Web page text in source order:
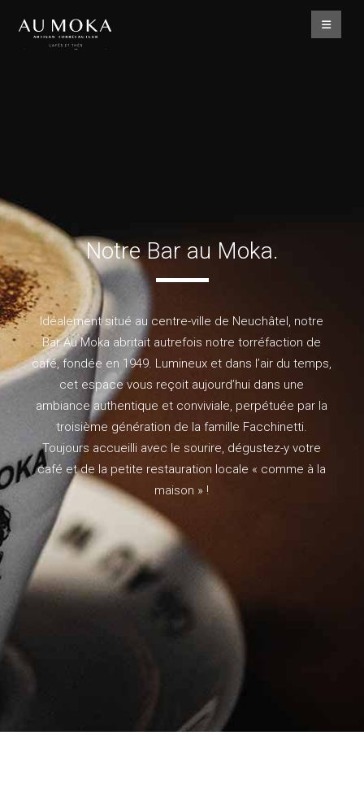
Notre Bar au Moka.
Idéalement situé au centre-ville de Neuchâtel, notre
Bar Au Moka abritait autrefois notre torréfaction de
café, fondée en 1949. Lumineux et dans l’air du temps,
cet espace vous reçoit aujourd’hui dans une
ambiance authentique et conviviale, perpétuée par la
troisième génération de la famille Facchinetti.
Toujours accueilli avec le sourire, dégustez-y votre
café et de la petite restauration locale « comme à la
maison » !